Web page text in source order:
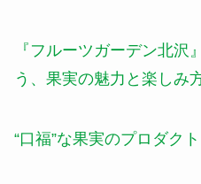
『フルーツガーデン北沢
う、果実の魅力と楽しみ方
“口福”な果実のプロダク